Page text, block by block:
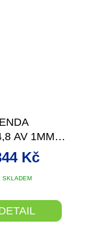
AV 1MM
SKLADEM
Kč